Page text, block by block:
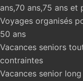
ans,70 ans,75 ans et
Voyages organisés
50 ans
Vacances seniors
contraintes
Vacances senior